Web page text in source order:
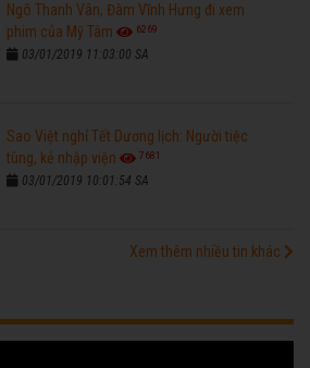
Ngô Thanh Vân, Đàm Vĩnh Hưng đi xem
phim của Mỹ Tâm
6269
03/01/2019 11:03:00 SA
Sao Việt nghỉ Tết Dương lịch: Người tiệc
tùng, kẻ nhập viện
7681
03/01/2019 10:01:54 SA
Xem thêm nhiều tin khác